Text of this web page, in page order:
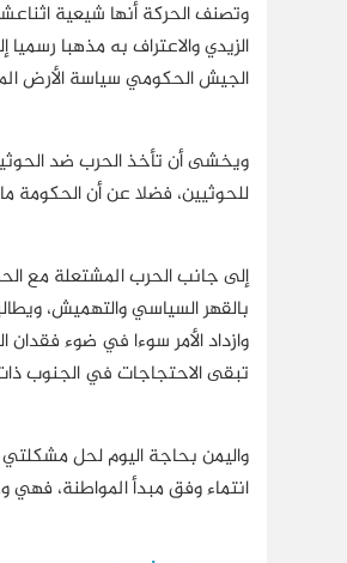
وتصنف الحركة أنها شيعية
الزيدي والاعتراف به مذهبا
الجيش الحكومي سياسة الأرض
ويخشى أن تأخذ الحرب ضد
للحوثيين، فضلا عن أن الحكومة ما
بالقهر السياسي والتهميش،
وازداد الأمر سوءا في ضوء فقدان
تبقى الاحتجاجات في الجنوب
واليمن بحاجة اليوم لحل مشكلتي
انتماء وفق مبدأ المواطنة، فهي